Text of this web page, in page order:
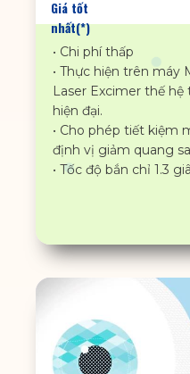
• Chi phí thấp
• Thực hiện trên máy
Laser Excimer thế hệ
hiện đại.
• Cho phép tiết kiệm
định vị giảm quang
• Tốc độ bắn chỉ 1.3
Giá tốt
nhất(*)